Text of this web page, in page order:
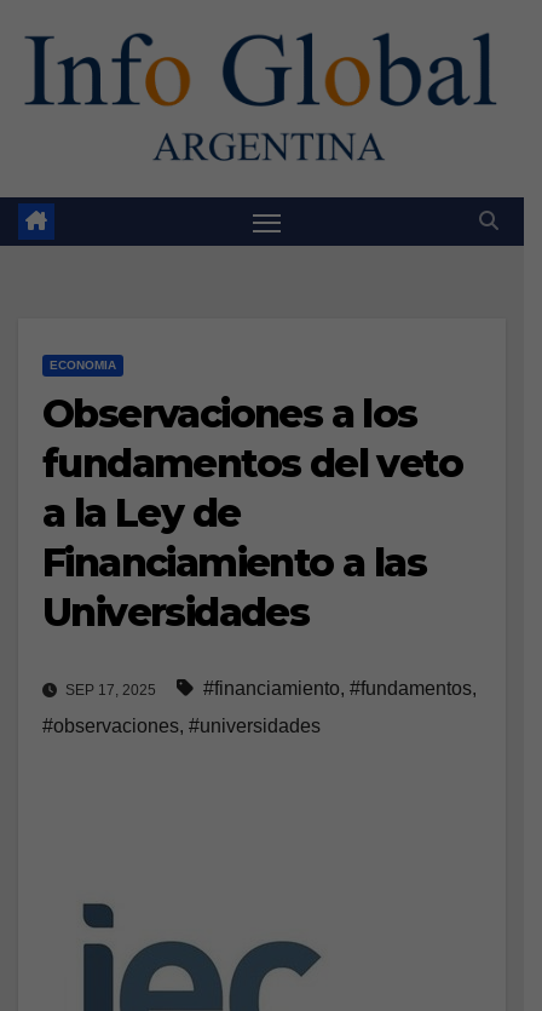
ECONOMIA
Observaciones a los
fundamentos del veto
a la Ley de
Financiamiento a las
Universidades
SEP 17, 2025 #financiamiento, #fundamentos,
#observaciones, #universidades